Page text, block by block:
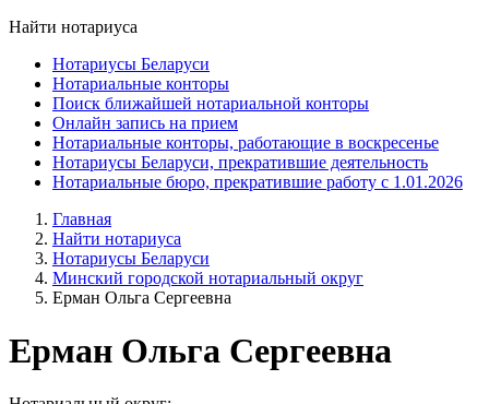
Найти нотариуса
Нотариусы Беларуси
Нотариальные конторы
Поиск ближайшей нотариальной конторы
Онлайн запись на прием
Нотариальные конторы, работающие в воскресенье
Нотариусы Беларуси, прекратившие деятельность
Нотариальные бюро, прекратившие работу с 1.01.2026
Главная
Найти нотариуса
Нотариусы Беларуси
Минский городской нотариальный округ
Ерман Ольга Сергеевна
Ерман Ольга Сергеевна